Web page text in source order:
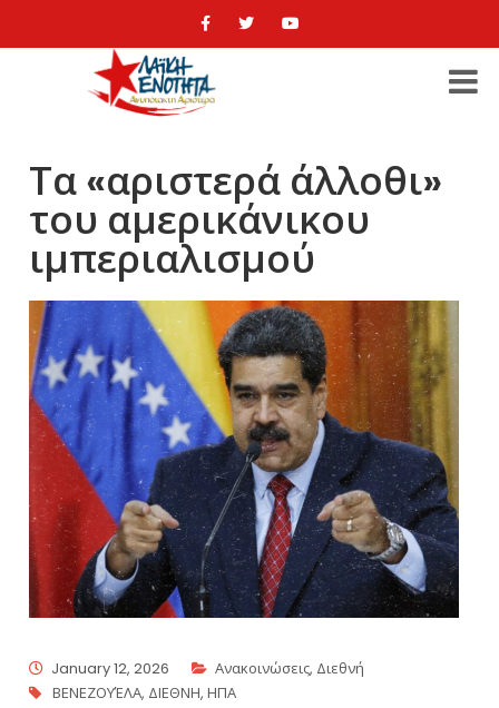
Τα «αριστερά άλλοθι»
του αμερικάνικου
ιμπεριαλισμού
January 12, 2026 Ανακοινώσεις, Διεθνή
ΒΕΝΕΖΟΥΈΛΑ, ΔΙΕΘΝΗ,ΗΠΑ